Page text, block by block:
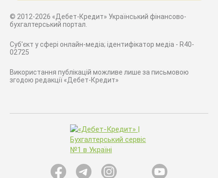
© 2012-2026 «Дебет-Кредит» Український фінансово-
бухгалтерський портал.
Суб'єкт у сфері онлайн-медіа; ідентифікатор медіа - R40-
02725
Використання публікацій можливе лише за письмовою
згодою редакції «Дебет-Кредит»